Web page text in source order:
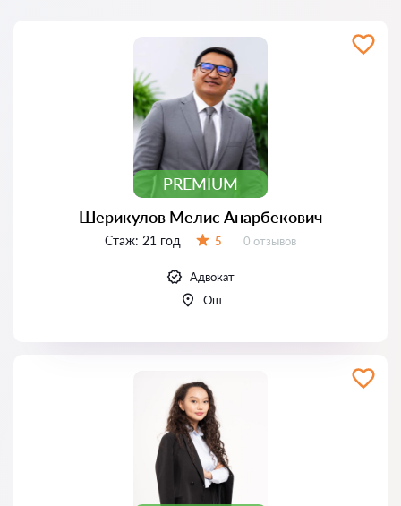
PREMIUM
Шерикулов Мелис Анарбекович
Стаж: 21 год 5 Отзывов:
0 отзывов
Адвокат
Ош